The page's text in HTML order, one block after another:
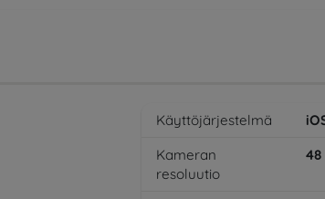
Käyttöjärjestelmä
Kameran
resoluutio
48